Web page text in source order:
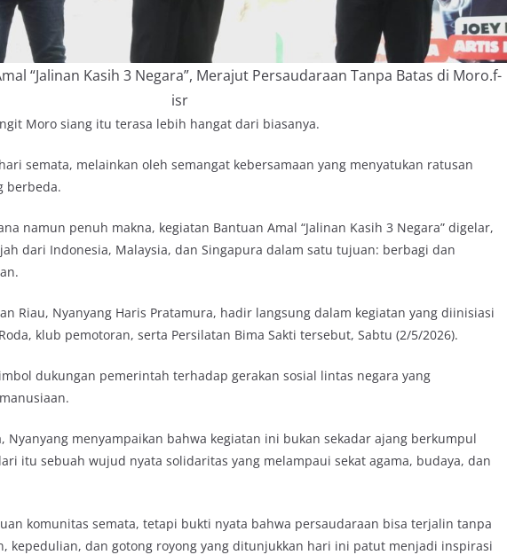
“Jalinan Kasih 3 Negara”, Merajut Persaudaraan Tanpa Batas di Moro.f-
isr
Moro siang itu terasa lebih hangat dari biasanya.
semata, melainkan oleh semangat kebersamaan yang menyatukan ratusan
berbeda.
namun penuh makna, kegiatan Bantuan Amal “Jalinan Kasih 3 Negara” digelar,
dari Indonesia, Malaysia, dan Singapura dalam satu tujuan: berbagi dan
Riau, Nyanyang Haris Pratamura, hadir langsung dalam kegiatan yang diinisiasi
klub pemotoran, serta Persilatan Bima Sakti tersebut, Sabtu (2/5/2026).
dukungan pemerintah terhadap gerakan sosial lintas negara yang
Nyanyang menyampaikan bahwa kegiatan ini bukan sekadar ajang berkumpul
itu sebuah wujud nyata solidaritas yang melampaui sekat agama, budaya, dan
komunitas semata, tetapi bukti nyata bahwa persaudaraan bisa terjalin tanpa
kepedulian, dan gotong royong yang ditunjukkan hari ini patut menjadi inspirasi